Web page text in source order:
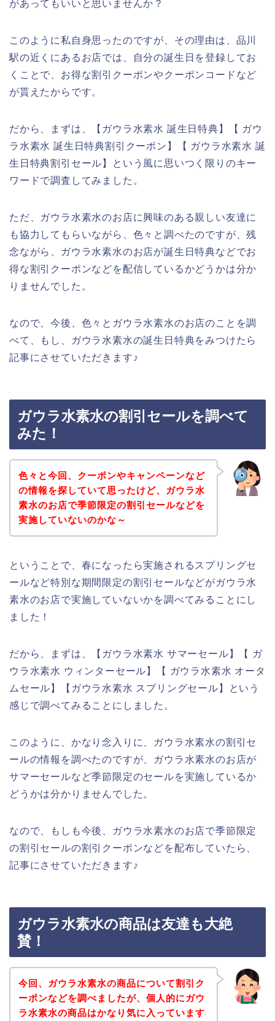
があってもいいと思いませんか？
このように私自身思ったのですが、その理由は、品川
駅の近くにあるお店では、自分の誕生日を登録してお
くことで、お得な割引クーポンやクーポンコードなど
が貰えたからです。
だから、まずは、【ガウラ水素水 誕生日特典】【 ガウ
ラ水素水 誕生日特典割引クーポン】【 ガウラ水素水 誕
生日特典割引セール】という風に思いつく限りのキー
ワードで調査してみました。
ただ、ガウラ水素水のお店に興味のある親しい友達に
も協力してもらいながら、色々と調べたのですが、残
念ながら、ガウラ水素水のお店が誕生日特典などでお
得な割引クーポンなどを配信しているかどうかは分か
りませんでした。
なので、今後、色々とガウラ水素水のお店のことを調
べて、もし、ガウラ水素水の誕生日特典をみつけたら
記事にさせていただきます♪
ガウラ水素水の割引セールを調べて
みた！
色々と今回、クーポンやキャンペーンなど
の情報を探していて思ったけど、ガウラ水
素水のお店で季節限定の割引セールなどを
実施していないのかな～
ということで、春になったら実施されるスプリングセ
ールなど特別な期間限定の割引セールなどがガウラ水
素水のお店で実施していないかを調べてみることにし
ました！
だから、まずは、【ガウラ水素水 サマーセール】【 ガ
ウラ水素水 ウィンターセール】【 ガウラ水素水 オータ
ムセール】【ガウラ水素水 スプリングセール】という
感じで調べてみることにしました。
このように、かなり念入りに、ガウラ水素水の割引セ
ールの情報を調べたのですが、ガウラ水素水のお店が
サマーセールなど季節限定のセールを実施しているか
どうかは分かりませんでした。
なので、もしも今後、ガウラ水素水のお店で季節限定
の割引セールの割引クーポンなどを配布していたら、
記事にさせていただきます♪
ガウラ水素水の商品は友達も大絶
賛！
今回、ガウラ水素水の商品について割引ク
ーポンなどを調べましたが、個人的にガウ
ラ水素水の商品はかなり気に入っています